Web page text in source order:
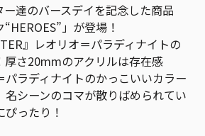
達のバースデイを記念した商品
“HEROES”」が登場！
』レオリオ＝パラディナイトの
厚さ20mmのアクリルは存在感
パラディナイトのかっこいいカラー
名シーンのコマが散りばめられてい
ったり！